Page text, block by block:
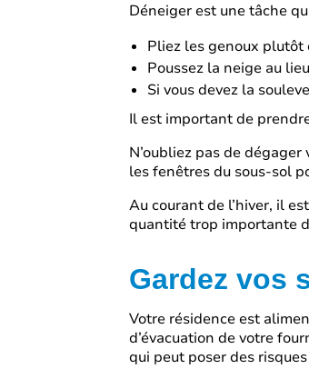
Déneiger est une tâche
Pliez les genoux plutôt
Poussez la neige au
Si vous devez la
Il est important de
N’oubliez pas de
les fenêtres du sous-sol
Au courant de l’hiver, il
quantité trop importante
Gardez vos
Votre résidence est
d’évacuation de votre
qui peut poser des